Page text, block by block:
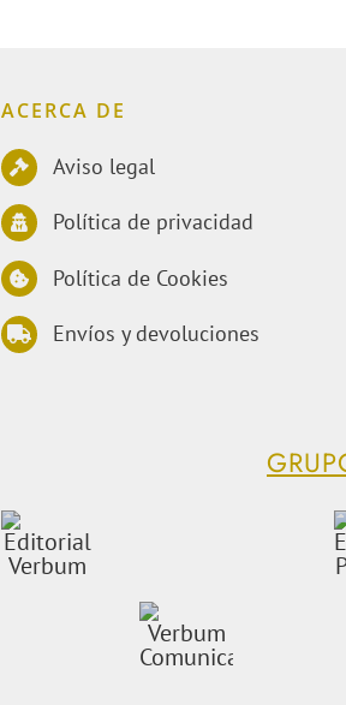
ACERCA DE
Aviso legal
Política de privacidad
Política de Cookies
Envíos y devoluciones